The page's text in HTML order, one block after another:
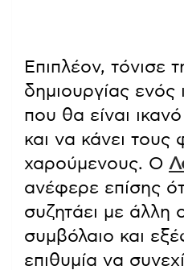
Επιπλέον, τόνισε
δημιουργίας
που θα είναι
και να κάνει τους
χαρούμενους. Ο
ανέφερε επίσης
συζητάει με άλλη
συμβόλαιο και
επιθυμία να